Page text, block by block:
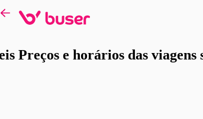
Preços e horários das viagens